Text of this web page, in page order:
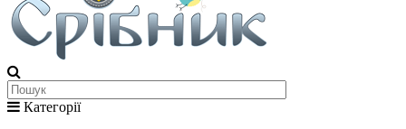
Категорії